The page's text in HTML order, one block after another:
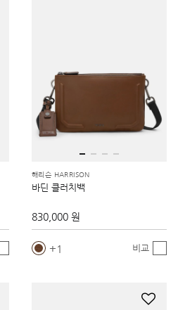
해리슨 HARRISON
바딘 클러치백
830,000 원
1 비교